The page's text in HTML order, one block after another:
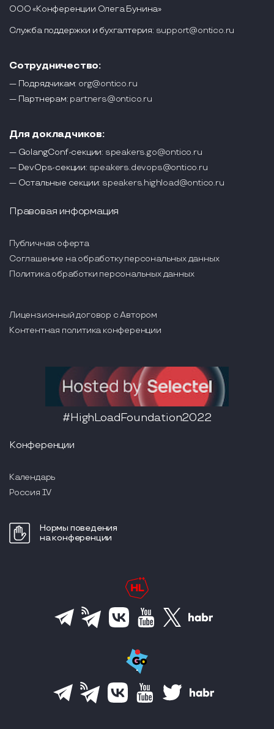
ООО «Конференции Олега Бунина»
Служба поддержки и бухгалтерия: support@ontico.ru
Сотрудничество:
— Подрядчикам: org@ontico.ru
— Партнерам: partners@ontico.ru
Для докладчиков:
— GolangConf-секции: speakers.go@ontico.ru
— DevOps-секции: speakers.devops@ontico.ru
— Остальные секции: speakers.highload@ontico.ru
Конференции
Календарь
Россия IV
Нормы поведения
на конференции
Правовая информация
Публичная оферта
Соглашение на обработку персональных данных
Политика обработки персональных данных
Лицензионный договор с Автором
Контентная политика конференции
#HighLoadFoundation2022